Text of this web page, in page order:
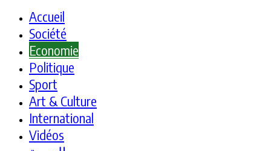
Accueil
Société
Economie
Politique
Sport
Art & Culture
International
Vidéos